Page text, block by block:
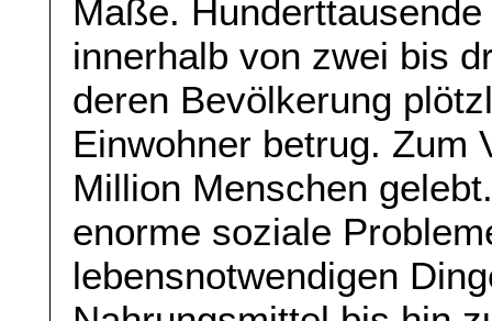
Maße.
innerhalb von zwei bis
deren Bevölkerung
Einwohner betrug. Zum
Million Menschen
enorme soziale
lebensnotwendigen